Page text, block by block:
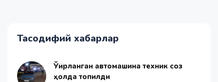
Тасодифий хабарлар
Ўғирланган автомашина техник соз
ҳолда топилди